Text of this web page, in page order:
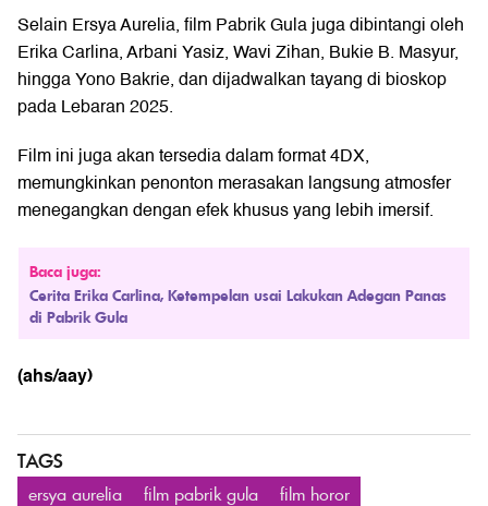
Selain Ersya Aurelia, film Pabrik Gula juga dibintangi oleh
Erika Carlina, Arbani Yasiz, Wavi Zihan, Bukie B. Masyur,
hingga Yono Bakrie, dan dijadwalkan tayang di bioskop
pada Lebaran 2025.
Film ini juga akan tersedia dalam format 4DX,
memungkinkan penonton merasakan langsung atmosfer
menegangkan dengan efek khusus yang lebih imersif.
Baca juga:
Cerita Erika Carlina, Ketempelan usai Lakukan Adegan Panas
di Pabrik Gula
(ahs/aay)
TAGS
ersya aurelia film pabrik gula
film horor